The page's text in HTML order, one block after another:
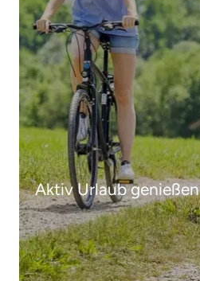
Aktiv Urlaub genießen